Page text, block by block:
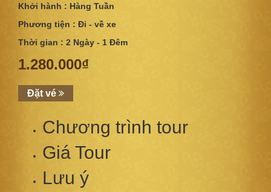
Khởi hành : Hàng Tuần
Phương tiện : Đi - về xe
Thời gian : 2 Ngày - 1 Đêm
1.280.000₫
Đặt vé
Chương trình tour
Giá Tour
Lưu ý